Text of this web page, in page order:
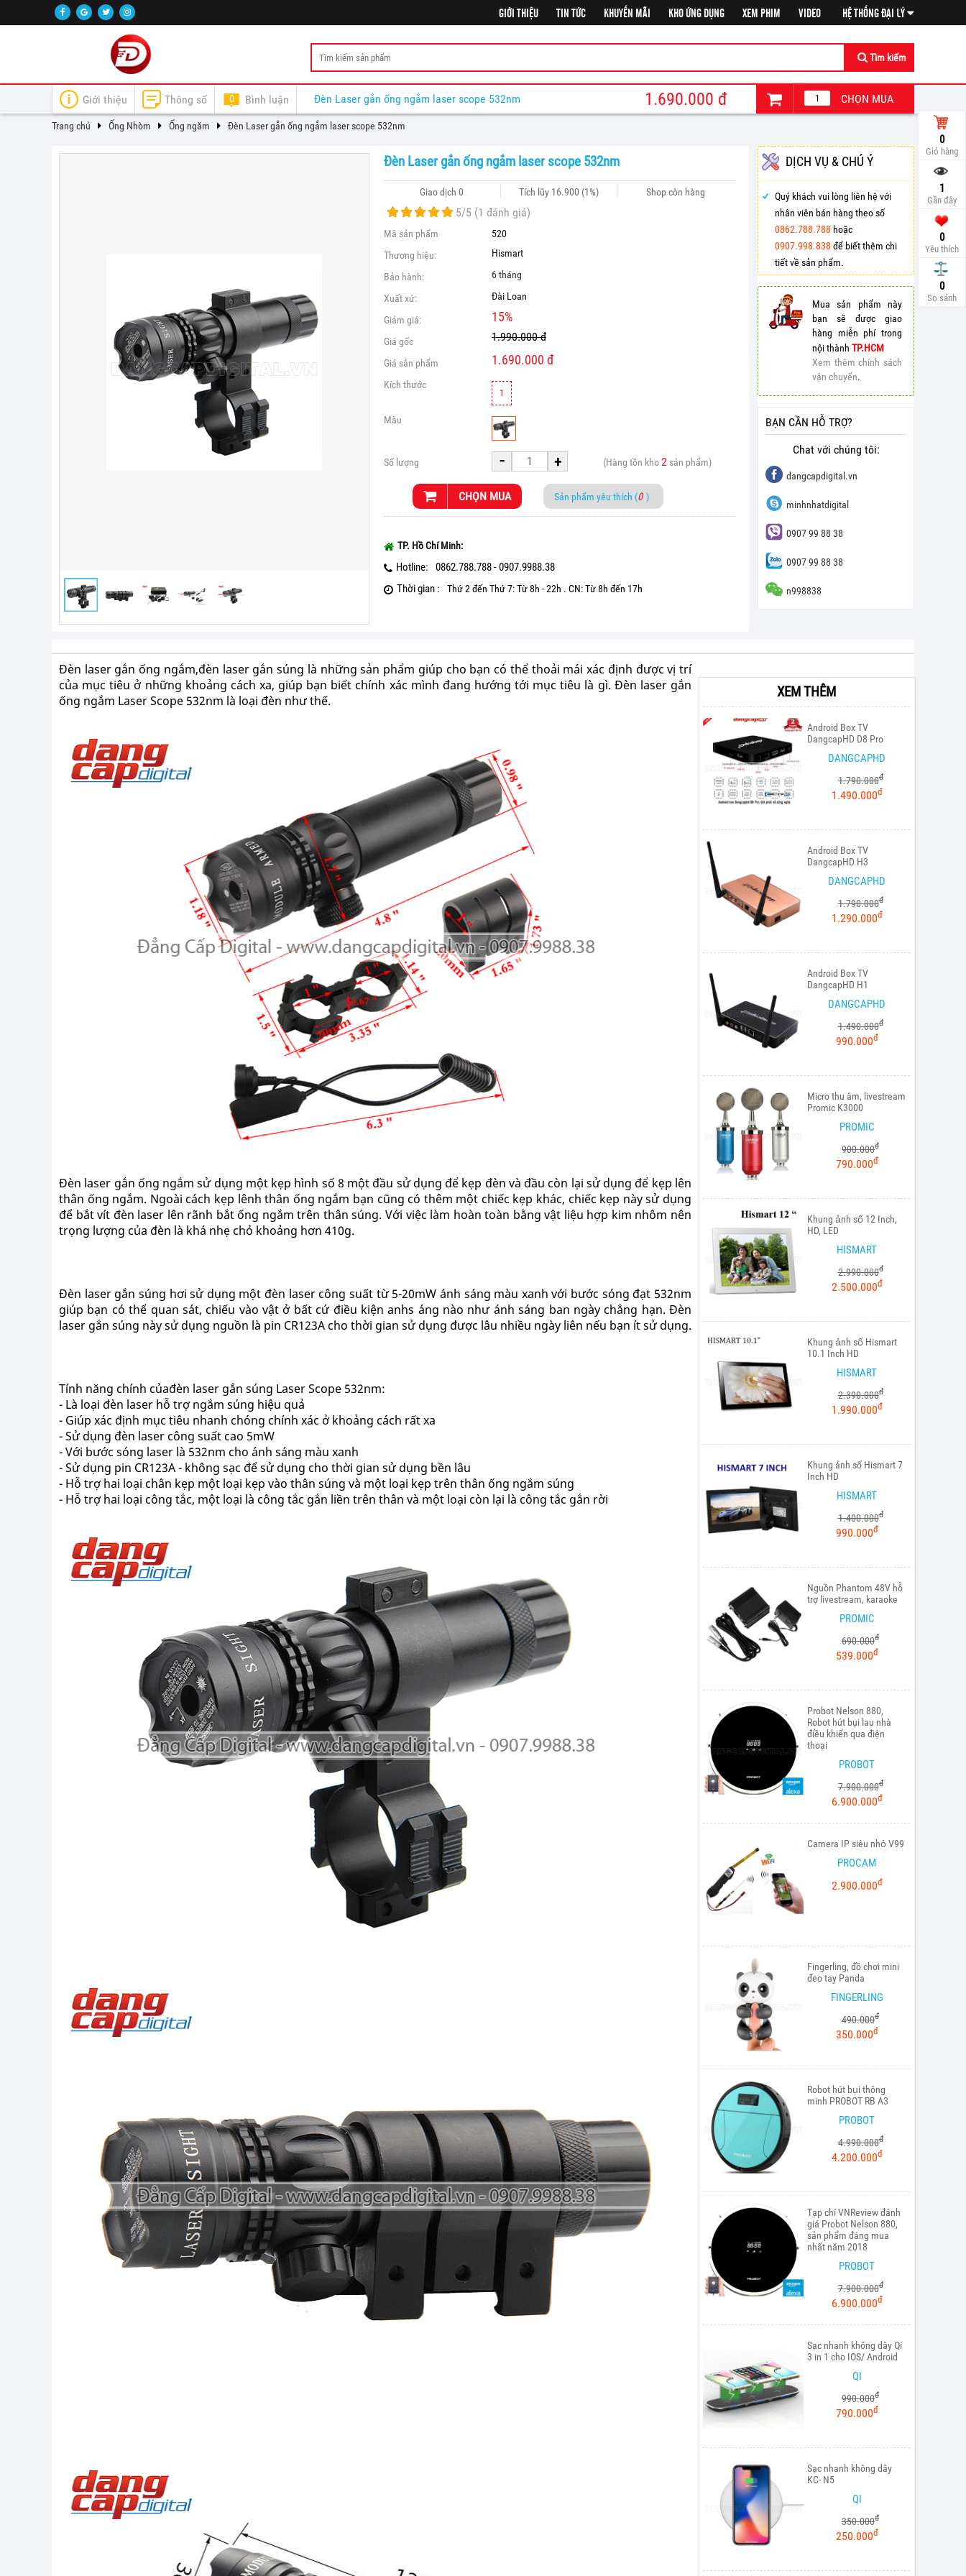
GIỚI THIỆU TIN TỨC KHUYẾN MÃI KHO ỨNG DỤNG XEM PHIM VIDEO HỆ THỐNG ĐẠI LÝ
Tìm kiếm
Giới thiệu Thông số 0 Bình luận Đèn Laser gắn ống ngắm laser scope 532nm 1.690.000 đ CHỌN MUA
0
Giỏ hàng
1
Gần đây
0
Yêu thích
0
So sánh
So
Trang chủ Ống Nhòm Ống ngăm Đèn Laser gắn ống ngắm laser scope 532nm
Đèn Laser gắn ống ngắm laser scope 532nm
Giao dịch 0 Tích lũy 16.900 (1%) Shop còn hàng
5/5 (1 đánh giá)
Mã sản phẩm
520
Thương hiệu:
Hismart
Bảo hành: 6 tháng
Xuất xứ: Đài Loan
Giảm giá: 15%
Giá gốc 1.990.000 đ
Giá sản phẩm 1.690.000 đ
Kích thước
1
Màu
Số lượng - + (Hàng tồn kho2 sản phẩm)
CHỌN MUA Sản phẩm yêu thích (0 )
TP. Hồ Chí Minh:
Hotline:
0862.788.788 - 0907.9988.38
Thời gian :
Thứ 2 đến Thứ 7: Từ 8h - 22h . CN: Từ 8h đến 17h
DỊCH VỤ & CHÚ Ý
Quý khách vui lòng liên hệ với
nhân viên bán hàng theo số
0862.788.788 hoặc
0907.998.838 để biết thêm chi
tiết về sản phẩm.
Mua sản phẩm này
bạn sẽ được giao
hàng miễn phí trong
nội thành TP.HCM
Xem thêm chính sách
vận chuyển.
BẠN CẦN HỖ TRỢ?
Chat với chúng tôi:
dangcapdigital.vn
minhnhatdigital
0907 99 88 38
0907 99 88 38
n998838
Đèn laser gắn ống ngắm,đèn laser gắn súng là những sản phẩm giúp cho bạn có thể thoải mái xác định được vị trí
của mục tiêu ở những khoảng cách xa, giúp bạn biết chính xác mình đang hướng tới mục tiêu là gì. Đèn laser gắn
ống ngắm Laser Scope 532nm là loại đèn như thế.
Đèn laser gắn ống ngắm sử dụng một kẹp hình số 8 một đầu sử dụng để kẹp đèn và đầu còn lại sử dụng để kẹp lên
thân ống ngắm. Ngoài cách kẹp lênh thân ống ngắm bạn cũng có thêm một chiếc kẹp khác, chiếc kẹp này sử dụng
để bắt vít đèn laser lên rãnh bắt ống ngắm trên thân súng. Với việc làm hoàn toàn bằng vật liệu hợp kim nhôm nên
trọng lượng của đèn là khá nhẹ chỏ khoảng hơn 410g.
Đèn laser gắn súng hơi sử dụng một đèn laser công suất từ 5-20mW ánh sáng màu xanh với bước sóng đạt 532nm
giúp bạn có thể quan sát, chiếu vào vật ở bất cứ điều kiện anhs áng nào như ánh sáng ban ngày chẳng hạn. Đèn
laser gắn súng này sử dụng nguồn là pin CR123A cho thời gian sử dụng được lâu nhiều ngày liên nếu bạn ít sử dụng.
Tính năng chính củađèn laser gắn súng Laser Scope 532nm:
- Là loại đèn laser hỗ trợ ngắm súng hiệu quả
- Giúp xác định mục tiêu nhanh chóng chính xác ở khoảng cách rất xa
- Sử dụng đèn laser công suất cao 5mW
- Với bước sóng laser là 532nm cho ánh sáng màu xanh
- Sử dụng pin CR123A - không sạc để sử dụng cho thời gian sử dụng bền lâu
- Hỗ trợ hai loại chân kẹp một loại kẹp vào thân súng và một loại kẹp trên thân ống ngắm súng
- Hỗ trợ hai loại công tắc, một loại là công tắc gắn liền trên thân và một loại còn lại là công tắc gắn rời
XEM THÊM
Android Box TV
DangcapHD D8 Pro
DANGCAPHD
1.790.000đ
1.490.000đ
Android Box TV
DangcapHD H3
DANGCAPHD
1.790.000đ
1.290.000đ
Android Box TV
DangcapHD H1
DANGCAPHD
1.490.000đ
990.000đ
Micro thu âm, livestream
Promic K3000
PROMIC
900.000đ
790.000đ
Khung ảnh số 12 Inch,
HD, LED
HISMART
2.990.000đ
2.500.000đ
Khung ảnh số Hismart
10.1 Inch HD
HISMART
2.390.000đ
1.990.000đ
Khung ảnh số Hismart 7
Inch HD
HISMART
1.400.000đ
990.000đ
Nguồn Phantom 48V hỗ
trợ livestream, karaoke
PROMIC
690.000đ
539.000đ
Probot Nelson 880,
Robot hút bụi lau nhà
điều khiển qua điện
thoại
PROBOT
7.900.000đ
6.900.000đ
Camera IP siêu nhỏ V99
PROCAM
2.900.000đ
Fingerling, đồ chơi mini
đeo tay Panda
FINGERLING
490.000đ
350.000đ
Robot hút bụi thông
minh PROBOT RB A3
PROBOT
4.990.000đ
4.200.000đ
Tạp chí VNReview đánh
giá Probot Nelson 880,
sản phẩm đáng mua
nhất năm 2018
PROBOT
7.900.000đ
6.900.000đ
Sạc nhanh không dây Qi
3 in 1 cho IOS/ Android
QI
990.000đ
790.000đ
Sạc nhanh không dây
KC- N5
QI
350.000đ
250.000đ